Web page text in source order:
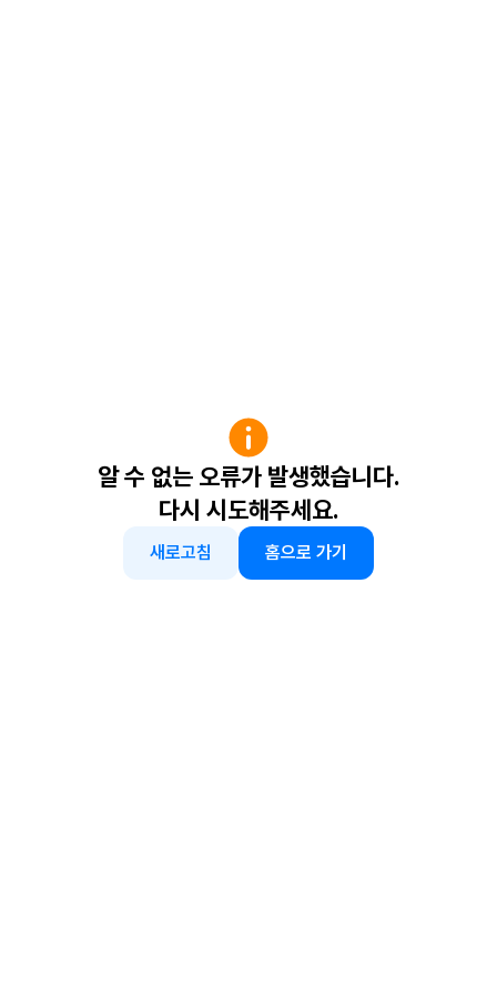
알 수 없는 오류가 발생했습니다.
다시 시도해주세요.
새로고침 홈으로 가기